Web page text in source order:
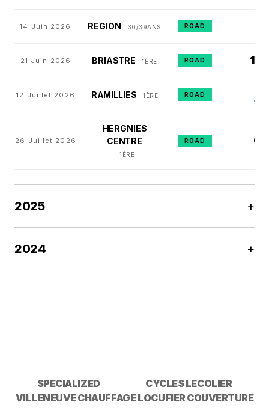
14 Juin 2026 REGION 30/39ANS ROAD
21 Juin 2026 BRIASTRE 1ÈRE ROAD 13
12 Juillet 2026 RAMILLIES 1ÈRE ROAD
26 Juillet 2026
HERGNIES
CENTRE
1ÈRE
ROAD 6
2025 +
2024 +
SPECIALIZED
CYCLES LECOLIER
VILLENEUVE CHAUFFAGELOCUFIER COUVERTURE